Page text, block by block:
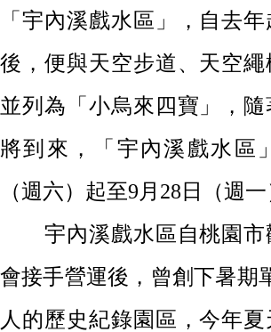
「宇內溪戲水區」，自去年
後，便與天空步道、天空
並列為「小烏來四寶」，隨
將到來 ， 「宇內溪戲水區
（週六）起至9 月 28日（週一
宇內溪戲水區自桃園市
會接手營運後，曾創下暑期
人的歷史紀錄園區，今年